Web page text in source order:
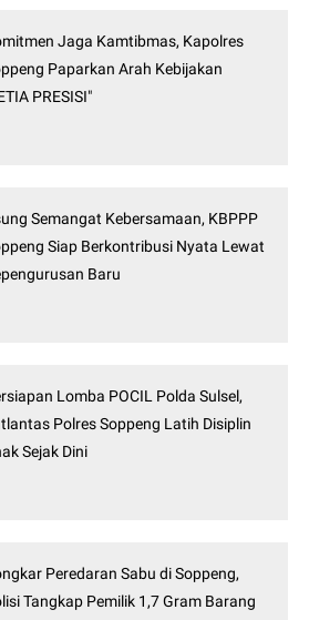
Jaga Kamtibmas, Kapolres
Paparkan Arah Kebijakan
PRESISI"
Semangat Kebersamaan, KBPPP
Siap Berkontribusi Nyata Lewat
Baru
Lomba POCIL Polda Sulsel,
Polres Soppeng Latih Disiplin
Sejak Dini
Peredaran Sabu di Soppeng,
Tangkap Pemilik 1,7 Gram Barang